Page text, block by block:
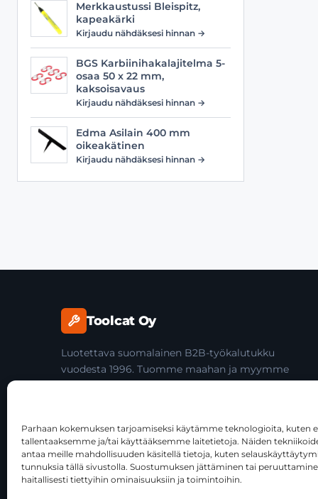
Parhaan kokemuksen tarjoamiseksi käytämme teknologioita, kuten
tallentaaksemme ja/tai käyttääksemme laitetietoja. Näiden
antaa meille mahdollisuuden käsitellä tietoja, kuten
tunnuksia tällä sivustolla. Suostumuksen jättäminen tai
haitallisesti tiettyihin ominaisuuksiin ja toimintoihin.
Merkkaustussi Bleispitz,
kapeakärki
Kirjaudu nähdäksesi hinnan →
BGS Karbiinihakalajitelma 5-
osaa 50 x 22 mm,
kaksoisavaus
Kirjaudu nähdäksesi hinnan →
Edma Asilain 400 mm
oikeakätinen
Kirjaudu nähdäksesi hinnan →
Toolcat Oy
Luotettava suomalainen B2B-työkalutukku
vuodesta 1996. Tuomme maahan ja myymme